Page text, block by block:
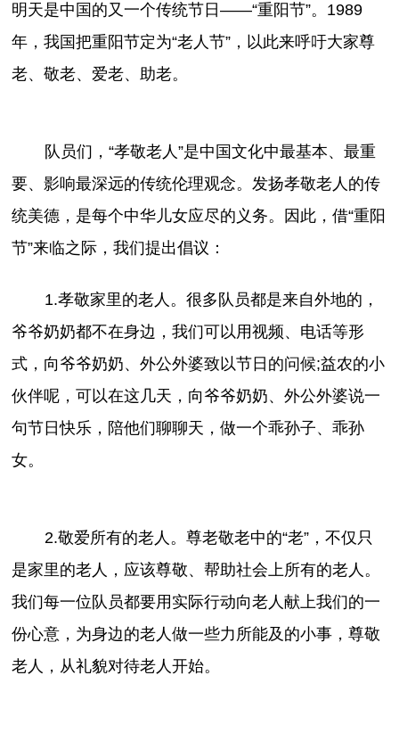
明天是中国的又一个传统节日——“重阳节”。1989
年，我国把重阳节定为“老人节”，以此来呼吁大家尊
老、敬老、爱老、助老。
队员们，“孝敬老人”是中国文化中最基本、最重
要、影响最深远的传统伦理观念。发扬孝敬老人的传
统美德，是每个中华儿女应尽的义务。因此，借“重阳
节”来临之际，我们提出倡议：
1.孝敬家里的老人。很多队员都是来自外地的，
爷爷奶奶都不在身边，我们可以用视频、电话等形
式，向爷爷奶奶、外公外婆致以节日的问候;益农的小
伙伴呢，可以在这几天，向爷爷奶奶、外公外婆说一
句节日快乐，陪他们聊聊天，做一个乖孙子、乖孙
女。
2.敬爱所有的老人。尊老敬老中的“老”，不仅只
是家里的老人，应该尊敬、帮助社会上所有的老人。
我们每一位队员都要用实际行动向老人献上我们的一
份心意，为身边的老人做一些力所能及的小事，尊敬
老人，从礼貌对待老人开始。